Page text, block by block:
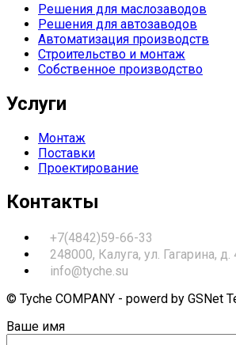
Решения для маслозаводов
Решения для автозаводов
Автоматизация производств
Строительство и монтаж
Собственное производство
Услуги
Монтаж
Поставки
Проектирование
Контакты
+7(4842)59-66-33
248000, Калуга, ул. Гагарина, д.
info@tyche.su
© Tyche COMPANY - powerd by GSNet
Ваше имя